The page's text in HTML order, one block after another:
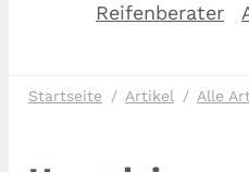
Reifenberater
Startseite Artikel Alle